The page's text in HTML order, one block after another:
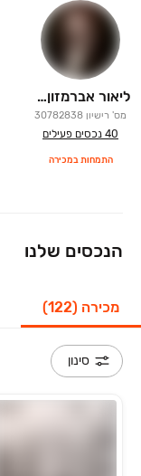
ליאור אברמזון- מנהל צוות
מס' רישיון 30782838
40 נכסים פעילים
התמחות במכירה
הנכסים שלנו
מכירה (122)
סינון